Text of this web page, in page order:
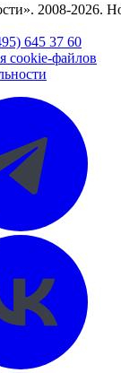
2008-2026.
645 37 60
cookie-файлов